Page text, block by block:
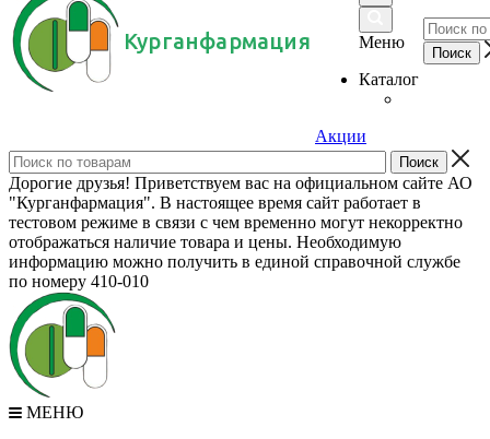
Курганфармация
Меню
Каталог
Акции
Дорогие друзья! Приветствуем вас на официальном сайте АО
"Курганфармация". В настоящее время сайт работает в
тестовом режиме в связи с чем временно могут некорректно
отображаться наличие товара и цены. Необходимую
информацию можно получить в единой справочной службе
по номеру 410-010
МЕНЮ